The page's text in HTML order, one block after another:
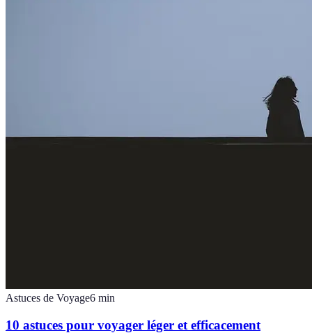
Astuces de Voyage6 min
10 astuces pour voyager léger et efficacement